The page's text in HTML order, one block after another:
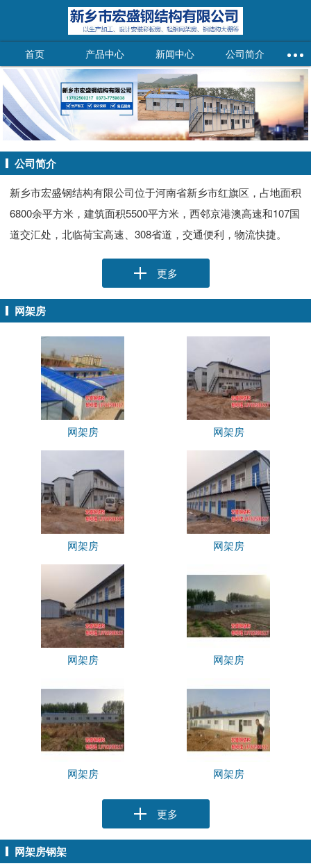
首页 产品中心 新闻中心 公司简介
公司简介
新乡市宏盛钢结构有限公司位于河南省新乡市红旗区，占地面积
6800余平方米，建筑面积5500平方米，西邻京港澳高速和107国
道交汇处，北临荷宝高速、308省道，交通便利，物流快捷。
更多
网架房
网架房 网架房
网架房 网架房
网架房 网架房
网架房 网架房
更多
网架房钢架